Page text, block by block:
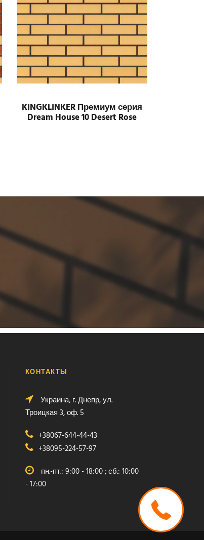
KINGKLINKER Премиум серия
Dream House 10 Desert Rose
КОНТАКТЫ
Украина, г. Днепр, ул.
Троицкая 3, оф. 5
+38067-644-44-43
+38095-224-57-97
пн.-пт.: 9:00 - 18:00 ; сб.: 10:00
- 17:00